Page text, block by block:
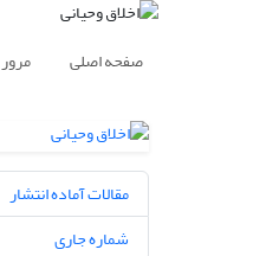
صفحه اصلی مرور
مقالات آماده انتشار
شماره جاری